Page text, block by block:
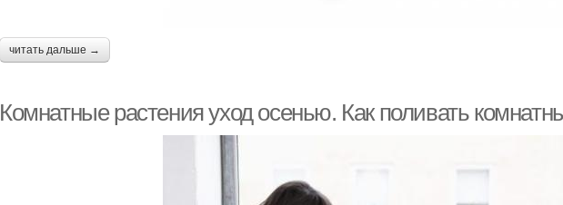
читать дальше →
Комнатные растения уход осенью. Как поливать